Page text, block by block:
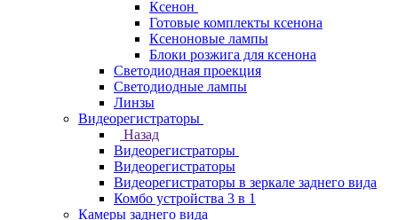
Ксенон
Готовые комплекты ксенона
Ксеноновые лампы
Блоки розжига для ксенона
Светодиодная проекция
Светодиодные лампы
Линзы
Видеорегистраторы
Назад
Видеорегистраторы
Видеорегистраторы
Видеорегистраторы в зеркале заднего вида
Комбо устройства 3 в 1
Камеры заднего вида